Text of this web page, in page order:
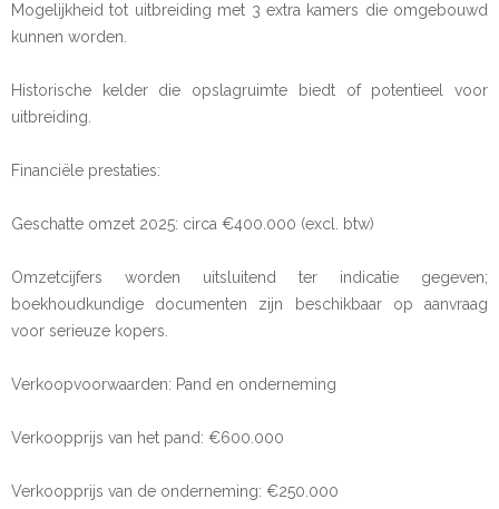
Mogelijkheid tot uitbreiding met 3 extra kamers die omgebouwd
kunnen worden.
Historische kelder die opslagruimte biedt of potentieel voor
uitbreiding.
Financiële prestaties:
Geschatte omzet 2025: circa €400.000 (excl. btw)
Omzetcijfers worden uitsluitend ter indicatie gegeven;
boekhoudkundige documenten zijn beschikbaar op aanvraag
voor serieuze kopers.
Verkoopvoorwaarden: Pand en onderneming
Verkoopprijs van het pand: €600.000
Verkoopprijs van de onderneming: €250.000